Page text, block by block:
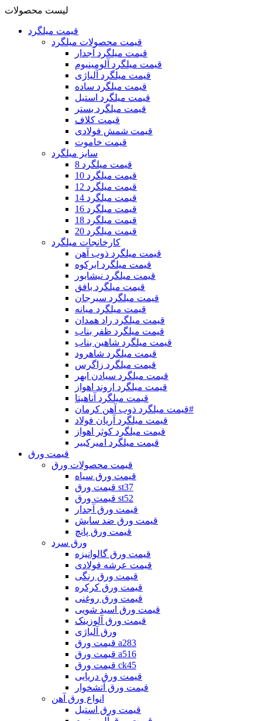
لیست محصولات
قیمت میلگرد
قیمت محصولات میلگرد
قیمت میلگرد آجدار
قیمت میلگرد آلومینیوم
قیمت میلگرد آلیاژی
قیمت میلگرد ساده
قیمت میلگرد استیل
قیمت میلگرد بستر
قیمت کلاف
قیمت شمش فولادی
قیمت خاموت
سایز میلگرد
قیمت میلگرد 8
قیمت میلگرد 10
قیمت میلگرد 12
قیمت میلگرد 14
قیمت میلگرد 16
قیمت میلگرد 18
قیمت میلگرد 20
کارخانجات میلگرد
قیمت میلگرد ذوب آهن
قیمت میلگرد ابرکوه
قیمت میلگرد نیشابور
قیمت میلگرد بافق
قیمت میلگرد سیرجان
قیمت میلگرد میانه
قیمت میلگرد راد همدان
قیمت میلگرد ظفر بناب
قیمت میلگرد شاهین بناب
قیمت میلگرد شاهرود
قیمت میلگرد زاگرس
قیمت میلگرد سیادن ابهر
قیمت میلگرد اروند اهواز
قیمت میلگرد آناهیتا
قیمت میلگرد ذوب آهن کرمان#
قیمت میلگرد آریان فولاد
قیمت میلگرد کوثر اهواز
قیمت میلگرد امیرکبیر
قیمت ورق
قیمت محصولات ورق
قیمت ورق سیاه
قیمت ورق st37
قیمت ورق st52
قیمت ورق آجدار
قیمت ورق ضد سایش
قیمت ورق پانچ
ورق سرد
قیمت ورق گالوانیزه
قیمت عرشه فولادی
قیمت ورق رنگی
قیمت ورق کرکره
قیمت ورق روغنی
قیمت ورق اسید شویی
قیمت ورق آلوزینک
ورق آلیاژی
قیمت ورق a283
قیمت ورق a516
قیمت ورق ck45
قیمت ورق دریایی
قیمت ورق آتشخوار
انواع ورق آهن
قیمت ورق استیل